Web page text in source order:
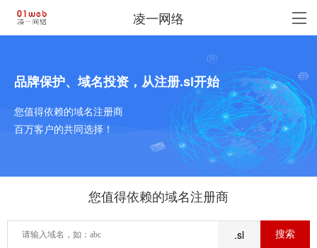
凌一网络
品牌保护、域名投资，从注册.sl开始
您值得依赖的域名注册商
百万客户的共同选择！
您值得依赖的域名注册商
.sl